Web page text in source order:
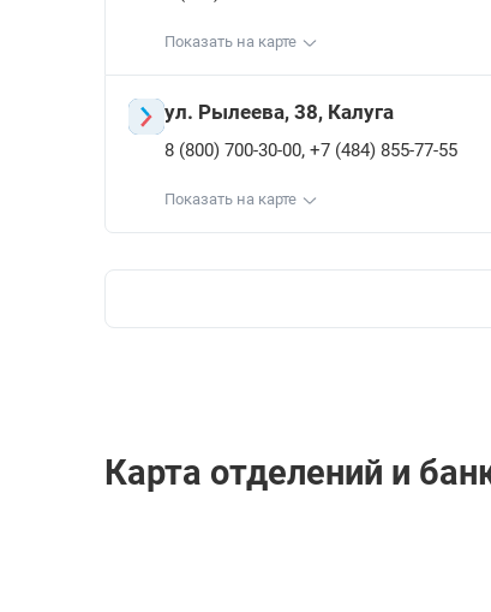
Показать на карте
ул. Рылеева, 38, Калуга
8 (800) 700-30-00, +7 (484) 855-77-55
Показать на карте
Карта отделений и